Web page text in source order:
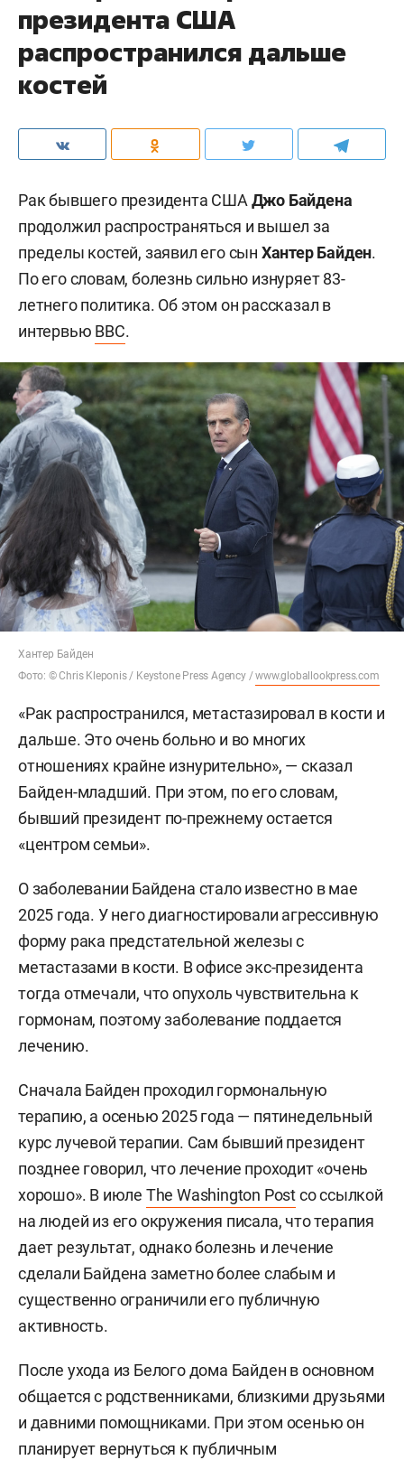
президента США
распространился дальше
костей
Рак бывшего президента США Джо Байдена
продолжил распространяться и вышел за
пределы костей, заявил его сын Хантер Байден.
По его словам, болезнь сильно изнуряет 83-
летнего политика. Об этом он рассказал в
интервью BBC.
Хантер Байден
Фото: © Chris Kleponis / Keystone Press Agency /www.globallookpress.com
«Рак распространился, метастазировал в кости и
дальше. Это очень больно и во многих
отношениях крайне изнурительно», — сказал
Байден-младший. При этом, по его словам,
бывший президент по-прежнему остается
«центром семьи».
О заболевании Байдена стало известно в мае
2025 года. У него диагностировали агрессивную
форму рака предстательной железы с
метастазами в кости. В офисе экс-президента
тогда отмечали, что опухоль чувствительна к
гормонам, поэтому заболевание поддается
лечению.
Сначала Байден проходил гормональную
терапию, а осенью 2025 года — пятинедельный
курс лучевой терапии. Сам бывший президент
позднее говорил, что лечение проходит «очень
хорошо». В июле The Washington Postсо ссылкой
на людей из его окружения писала, что терапия
дает результат, однако болезнь и лечение
сделали Байдена заметно более слабым и
существенно ограничили его публичную
активность.
После ухода из Белого дома Байден в основном
общается с родственниками, близкими друзьями
и давними помощниками. При этом осенью он
планирует вернуться к публичным